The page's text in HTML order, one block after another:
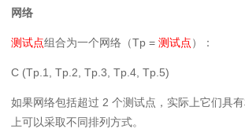
网络
测试点组合为一个网络（Tp = 测试点 ）：
C (Tp.1, Tp.2, Tp.3, Tp.4, Tp.5)
如果网络包括超过 2 个测试点，实际上它们具
上可以采取不同排列方式。